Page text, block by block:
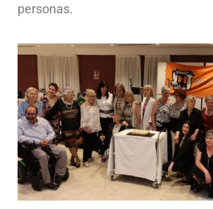
personas.